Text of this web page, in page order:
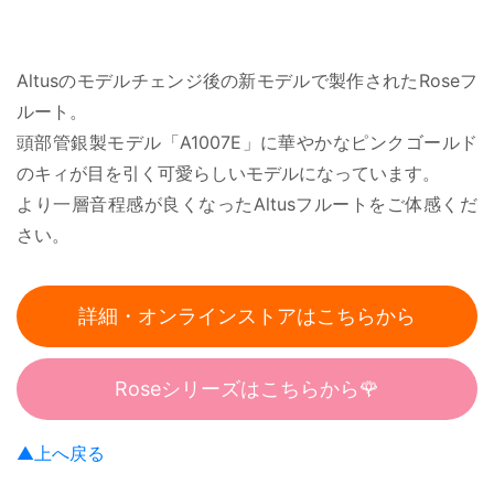
Altusのモデルチェンジ後の新モデルで製作されたRoseフ
ルート。
頭部管銀製モデル「A1007E」に華やかなピンクゴールド
のキィが目を引く可愛らしいモデルになっています。
より一層音程感が良くなったAltusフルートをご体感くだ
さい。
詳細・オンラインストアはこちらから
Roseシリーズはこちらから🌹
▲上へ戻る